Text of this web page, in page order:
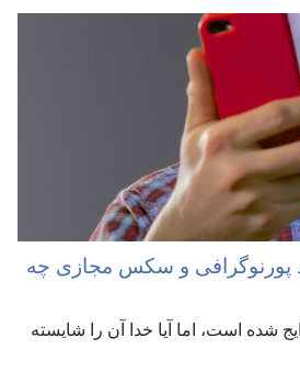
پورنوگرافی و سکس مجازی چه
شده است،‏ اما آیا خدا آن را شایسته